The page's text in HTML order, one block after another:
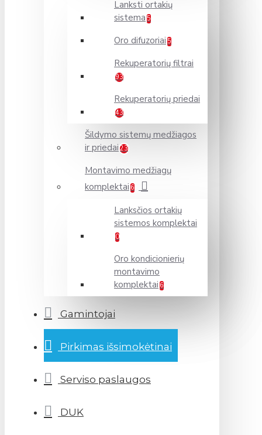
Lanksti ortakių
sistema 5
Oro difuzoriai 5
Rekuperatorių filtrai
93
Rekuperatorių priedai
43
Šildymo sistemų medžiagos
ir priedai 23
Montavimo medžiagų
komplektai 6
Lanksčios ortakių
sistemos komplektai
0
Oro kondicionierių
montavimo
komplektai 6
Gamintojai
Pirkimas išsimokėtinai
Serviso paslaugos
DUK